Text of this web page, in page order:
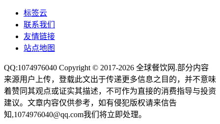
标签云
联系我们
友情链接
站点地图
QQ:1074976040 Copyright © 2017-2026 全球餐饮网 .部分内容
来源用户上传，登载此文出于传递更多信息之目的，并不意味
着赞同其观点或证实其描述，不可作为直接的消费指导与投资
建议。文章内容仅供参考，如有侵犯版权请来信告
知,1074976040@qq.com我们将立即处理。